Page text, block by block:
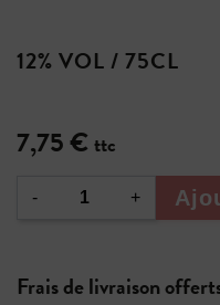
12% VOL / 75CL
7,75 € ttc
- +
Frais de livraison